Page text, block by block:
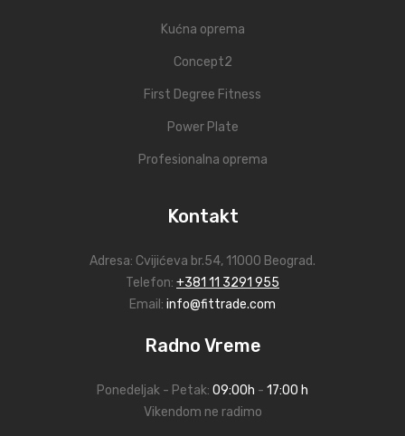
Kućna oprema
Concept2
First Degree Fitness
Power Plate
Profesionalna oprema
Kontakt
Adresa: Cvijićeva br.54, 11000 Beograd.
Telefon: +381 11 3291 955
Email: info@fittrade.com
Radno Vreme
Ponedeljak - Petak: 09:00h - 17:00 h
Vikendom ne radimo